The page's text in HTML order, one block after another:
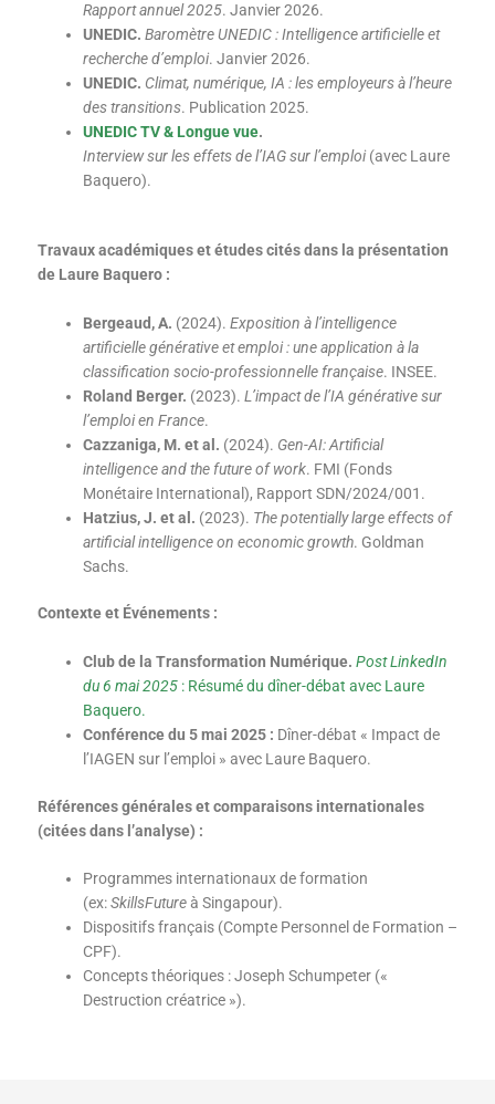
Rapport annuel 2025. Janvier 2026.
UNEDIC. Baromètre UNEDIC : Intelligence artificielle et
recherche d’emploi. Janvier 2026.
UNEDIC. Climat, numérique, IA : les employeurs à l’heure
des transitions. Publication 2025.
UNEDIC TV & Longue vue.
Interview sur les effets de l’IAG sur l’emploi(avec Laure
Baquero).
Travaux académiques et études cités dans la présentation
de Laure Baquero :
Bergeaud, A. (2024). Exposition à l’intelligence
artificielle générative et emploi : une application à la
classification socio-professionnelle française. INSEE.
Roland Berger. (2023). L’impact de l’IA générative sur
l’emploi en France.
Cazzaniga, M. et al. (2024). Gen-AI: Artificial
intelligence and the future ofwork. FMI (Fonds
Monétaire International), Rapport SDN/2024/001.
Hatzius, J. et al. (2023). Thepotentiallylargeeffectsof
artificialintelligence on economic growth. Goldman
Sachs.
Contexte et Événements :
Club de la Transformation Numérique. Post LinkedIn
du 6 mai 2025: Résumé du dîner-débat avec Laure
Baquero.
Conférence du 5 mai 2025 : Dîner-débat « Impact de
l’IAGEN sur l’emploi » avec Laure Baquero.
Références générales et comparaisons internationales
(citées dans l’analyse) :
Programmes internationaux de formation
(ex:SkillsFutureà Singapour).
Dispositifs français (Compte Personnel de Formation –
CPF).
Concepts théoriques : Joseph Schumpeter («
Destruction créatrice »).